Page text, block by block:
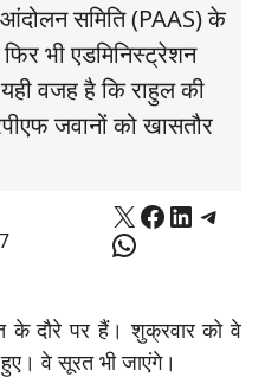
आंदोलन समिति (PAAS) के
फिर भी एडमिनिस्ट्रेशन
वजह है कि राहुल की
जवानों को खासतौर
X Facebook
WhatsApp
के दौरे पर हैं। शुक्रवार को वे
हुए। वे सूरत भी जाएंगे।